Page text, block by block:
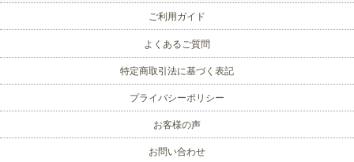
ご利用ガイド
よくあるご質問
特定商取引法に基づく表記
プライバシーポリシー
お客様の声
お問い合わせ